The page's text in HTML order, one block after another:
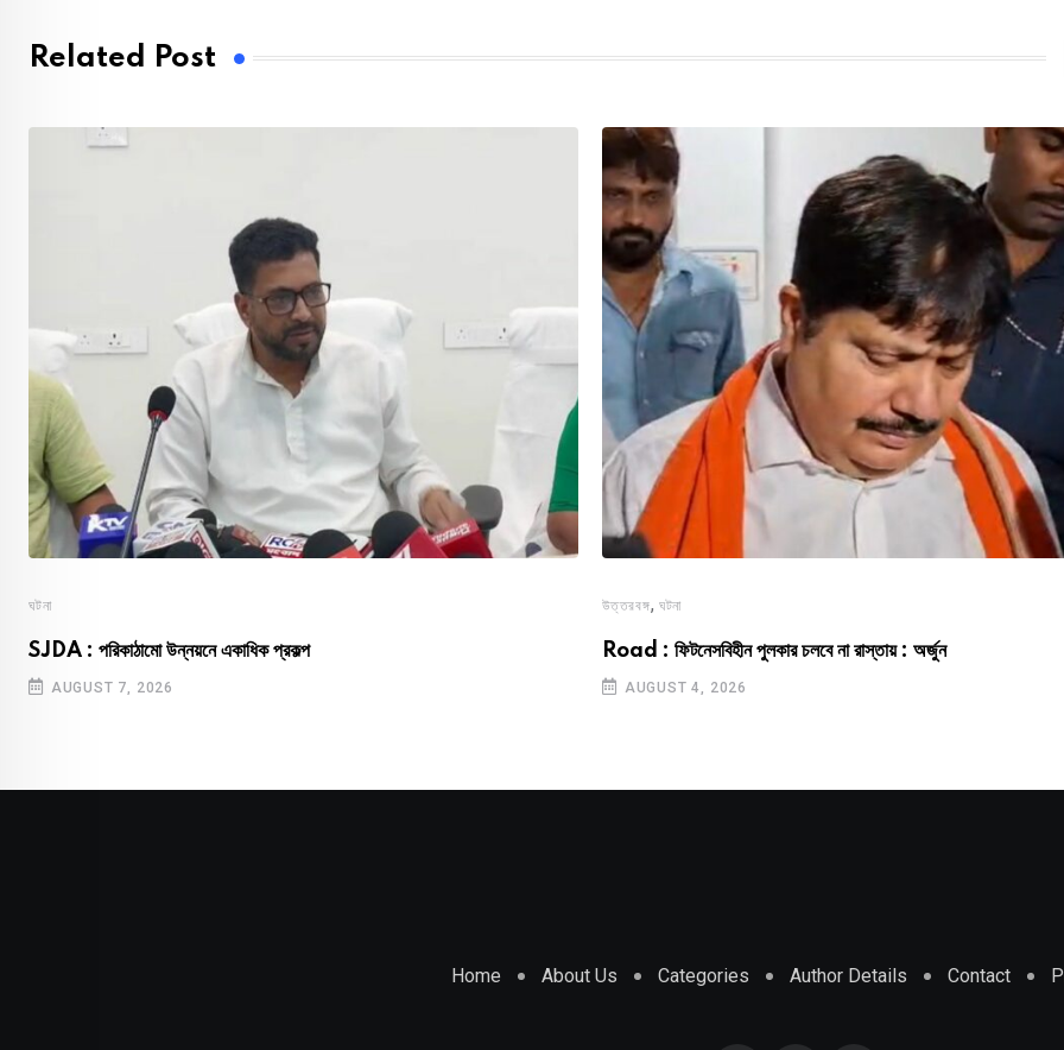
Related Post
ঘটনা
SJDA : পরিকাঠামো উন্নয়নে একাধিক প্রকল্প
AUGUST 7, 2026
উত্তরবঙ্গ, ঘটনা
Road : ফিটনেসবিহীন পুলকার চলবে না রাস্তায় : অর্জুন
AUGUST 4, 2026
Home About Us Categories Author Details Contact